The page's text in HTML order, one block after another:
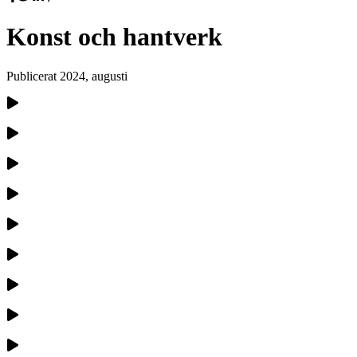
Konst och hantverk
Publicerat 2024, augusti